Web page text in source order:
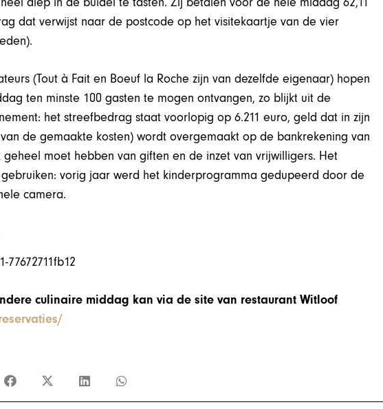
dat verwijst naar de postcode op het visitekaartje van de vier
(Tout à Fait en Boeuf la Roche zijn van dezelfde eigenaar) hopen
ten minste 100 gasten te mogen ontvangen, zo blijkt uit de
het streefbedrag staat voorlopig op 6.211 euro, geld dat in zijn
de gemaakte kosten) wordt overgemaakt op de bankrekening van
geheel moet hebben van giften en de inzet van vrijwilligers. Het
vorig jaar werd het kinderprogramma gedupeerd door de
camera.
culinaire middag kan via de site van restaurant Witloof